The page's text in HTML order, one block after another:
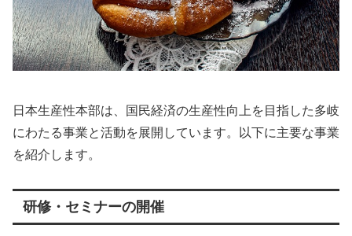
日本生産性本部は、国民経済の生産性向上を目指した多岐
にわたる事業と活動を展開しています。以下に主要な事業
を紹介します。
研修・セミナーの開催